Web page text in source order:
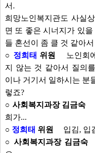
서.
희망노인복지관도 사실
면 또 좋은 시너지가 있
들 혼선이 좀 클 것 같아
○ 정희태 위원
노인회
지 않는 것 같아서 질의
이나 거기서 일하시는 분
렇죠?
○ 사회복지과장 김금숙
희가...
○ 정희태 위원
입김, 입
○ 사회복지과장 김금숙